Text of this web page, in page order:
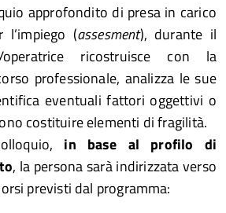
approfondito di presa in carico
l’impiego (assesment), durante il
operatrice ricostruisce con la
professionale, analizza le sue
eventuali fattori oggettivi o
costituire elementi di fragilità.
in base al profilo di
, la persona sarà indirizzata verso
previsti dal programma: